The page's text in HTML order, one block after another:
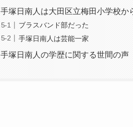
手塚日南人は大田区立梅田小学校
ブラスバンド部だった
手塚日南人は芸能一家
手塚日南人の学歴に関する世間の声